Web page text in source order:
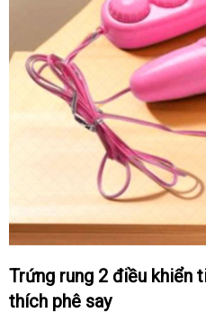
Trứng rung 2 điều khiển tiện lợi đa chế độ kích
thích phê say